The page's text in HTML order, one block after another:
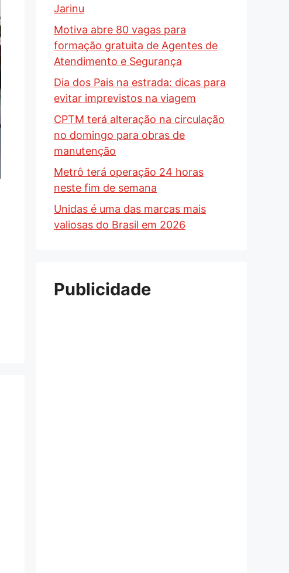
Jarinu
Motiva abre 80 vagas para
formação gratuita de Agentes de
Atendimento e Segurança
Dia dos Pais na estrada: dicas para
evitar imprevistos na viagem
CPTM terá alteração na circulação
no domingo para obras de
manutenção
Metrô terá operação 24 horas
neste fim de semana
Unidas é uma das marcas mais
valiosas do Brasil em 2026
Publicidade